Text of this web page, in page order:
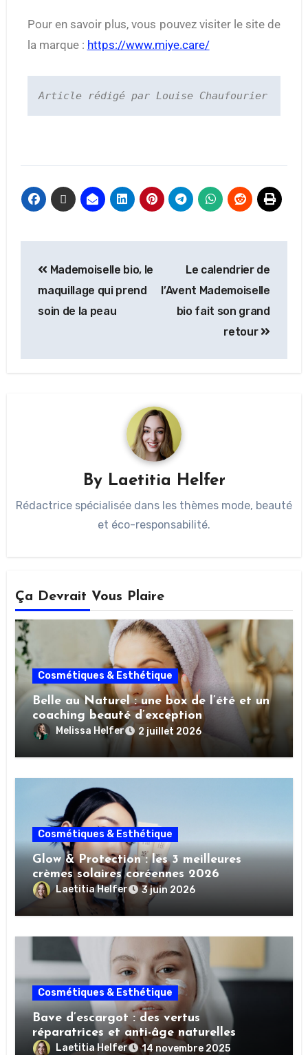
Pour en savoir plus, vous pouvez visiter le site de
la marque : https://www.miye.care/
Article rédigé par Louise Chaufourier
Mademoiselle bio, le
maquillage qui prend
soin de la peau
Le calendrier de
l’Avent Mademoiselle
bio fait son grand
retour
By Laetitia Helfer
Rédactrice spécialisée dans les thèmes mode, beauté
et éco-responsabilité.
Ça Devrait Vous Plaire
Cosmétiques & Esthétique
Belle au Naturel : une box de l’été et un
coaching beauté d’exception
Melissa Helfer 2 juillet 2026
Cosmétiques & Esthétique
Glow & Protection : les 3 meilleures
crèmes solaires coréennes 2026
Laetitia Helfer 3 juin 2026
Cosmétiques & Esthétique
Bave d’escargot : des vertus
réparatrices et anti-âge naturelles
Laetitia Helfer 14 novembre 2025